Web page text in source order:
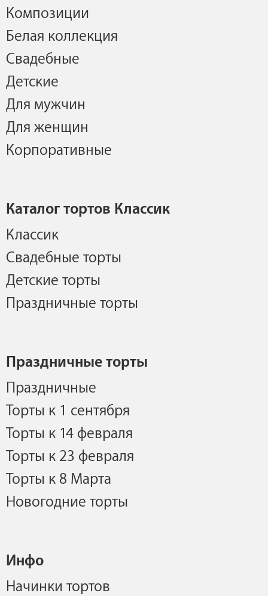
Композиции
Белая коллекция
Свадебные
Детские
Для мужчин
Для женщин
Корпоративные
Каталог тортов Классик
Классик
Свадебные торты
Детские торты
Праздничные торты
Праздничные торты
Праздничные
Торты к 1 сентября
Торты к 14 февраля
Торты к 23 февраля
Торты к 8 Марта
Новогодние торты
Инфо
Начинки тортов